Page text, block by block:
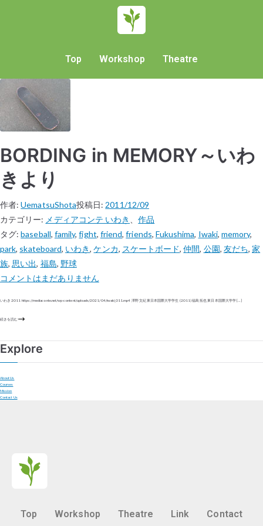
Top Workshop Theatre
BORDING in MEMORY～いわ
きより
作者:UematsuShota投稿日: 2011/12/09
カテゴリー: メディアコンテ いわき 、作品
タグ:baseball, family,fight, friend,friends, Fukushima, Iwaki, memory,
park, skateboard, いわき,ケンカ, スケートボード,仲間, 公園, 友だち,家
族, 思い出, 福島, 野球
コメントはまだありません
いわき 2011 https://mediaconte.net/wp-content/uploads/2021/04/iwaki_011.mp4 澤野 文紀 東日本国際大学学生 (2011) 福島 拓也 東日本国際大学学 […]
続きを読む
Explore
About Us
Courses
Mission
Contact Us
Top Workshop Theatre Link Contact